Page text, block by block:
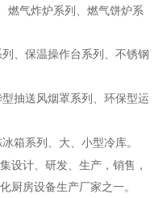
燃气炸炉系列、燃气饼炉系
、保温操作台系列、不锈钢
抽送风烟罩系列、环保型运
箱系列、大、小型冷库。
,集设计、研发、生产，销售，
厨房设备生产厂家之一。